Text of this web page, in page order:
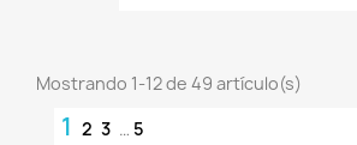
Mostrando 1-12 de 49 artículo(s)
1 2 3 … 5